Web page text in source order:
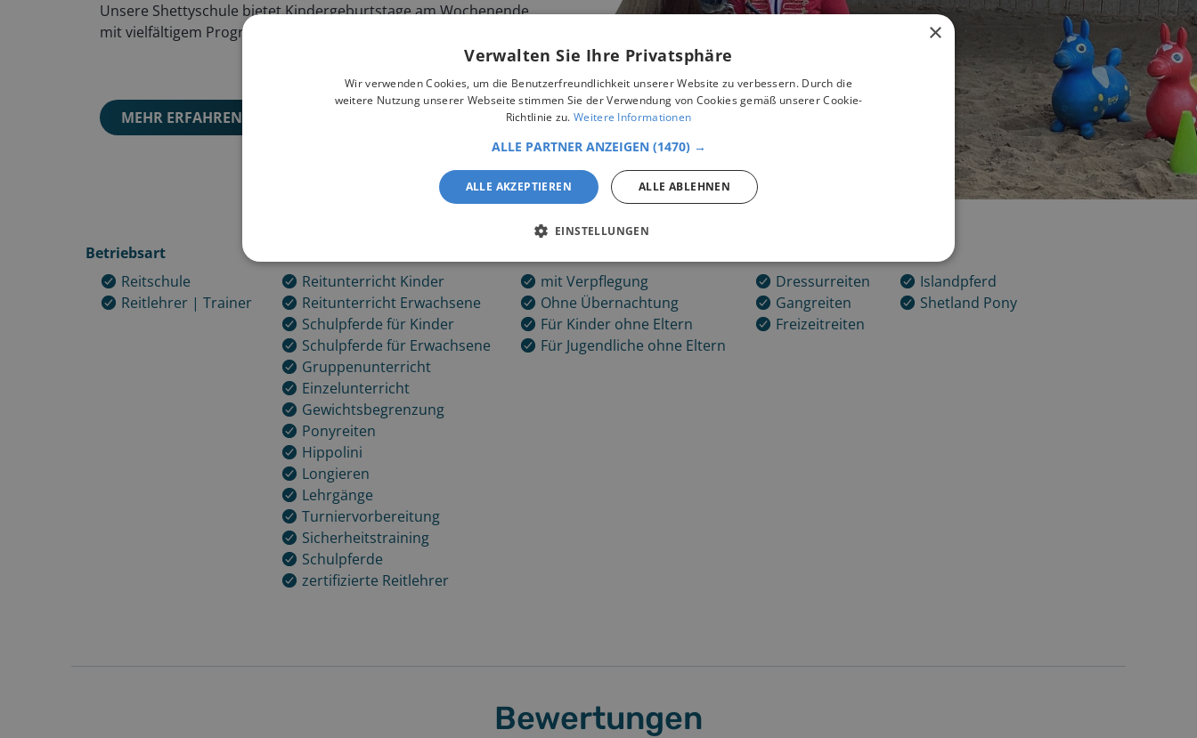
Unsere Shettyschule bietet Kindergeburtstage am Wochenende
mit vielfältigem Programm.
MEHR ERFAHREN
Betriebsart
Reitschule
Reitlehrer | Trainer
Reitunterricht Kinder
Reitunterricht Erwachsene
Schulpferde für Kinder
Schulpferde für Erwachsene
Gruppenunterricht
Einzelunterricht
Gewichtsbegrenzung
Ponyreiten
Hippolini
Longieren
Lehrgänge
Turniervorbereitung
Sicherheitstraining
Schulpferde
zertifizierte Reitlehrer
mit Verpflegung
Ohne Übernachtung
Für Kinder ohne Eltern
Für Jugendliche ohne Eltern
Dressurreiten
Gangreiten
Freizeitreiten
Islandpferd
Shetland Pony
Bewertungen
×
Verwalten Sie Ihre Privatsphäre
Wir verwenden Cookies, um die Benutzerfreundlichkeit unserer Website zu verbessern. Durch die
weitere Nutzung unserer Webseite stimmen Sie der Verwendung von Cookies gemäß unserer Cookie-
Richtlinie zu.Weitere Informationen
ALLE PARTNER ANZEIGEN (1470) →
ALLE AKZEPTIEREN ALLE ABLEHNEN
EINSTELLUNGEN